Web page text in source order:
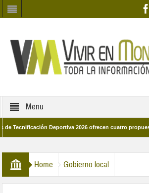
Menu
Deportiva 2026 ofrecen cuatro propuestas
Home Gobierno local